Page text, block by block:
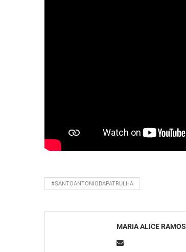
#SANTOANTONIODAPATRULHA
MARIA ALICE RAMOS